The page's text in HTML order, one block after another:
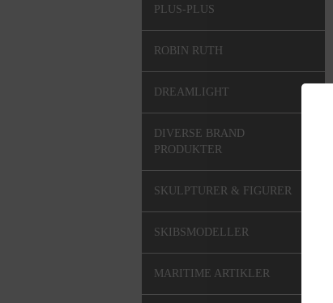
PLUS-PLUS
ROBIN RUTH
DREAMLIGHT
DIVERSE BRAND
PRODUKTER
SKULPTURER & FIGURER
SKIBSMODELLER
MARITIME ARTIKLER